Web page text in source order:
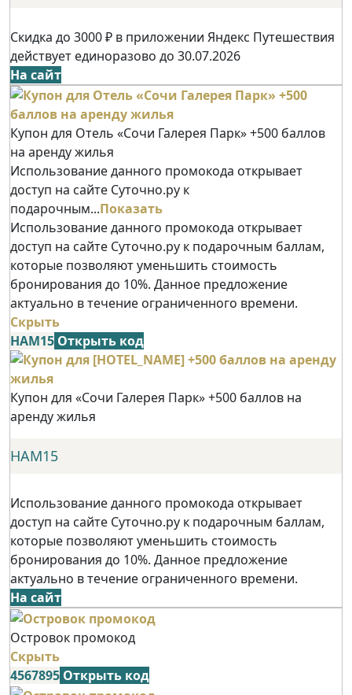
Скидка до 3000 ₽ в приложении Яндекс Путешествия
действует единоразово до 30.07.2026
На сайт
Купон для Отель «Сочи Галерея Парк» +500 баллов
на аренду жилья
Использование данного промокода открывает
доступ на сайте Суточно.ру к
подарочным...Показать
Использование данного промокода открывает
доступ на сайте Суточно.ру к подарочным баллам,
которые позволяют уменьшить стоимость
бронирования до 10%. Данное предложение
актуально в течение ограниченного времени.
Скрыть
НАМ15 Открыть код
Купон для «Сочи Галерея Парк» +500 баллов на
аренду жилья
НАМ15
Использование данного промокода открывает
доступ на сайте Суточно.ру к подарочным баллам,
которые позволяют уменьшить стоимость
бронирования до 10%. Данное предложение
актуально в течение ограниченного времени.
На сайт
Островок промокод
Скрыть
4567895 Открыть код